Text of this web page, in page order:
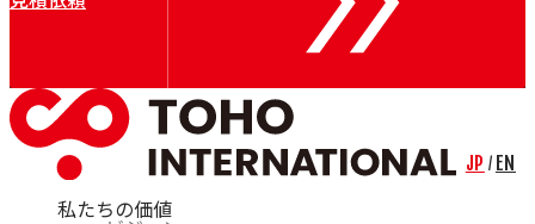
私たちの価値
JP / EN